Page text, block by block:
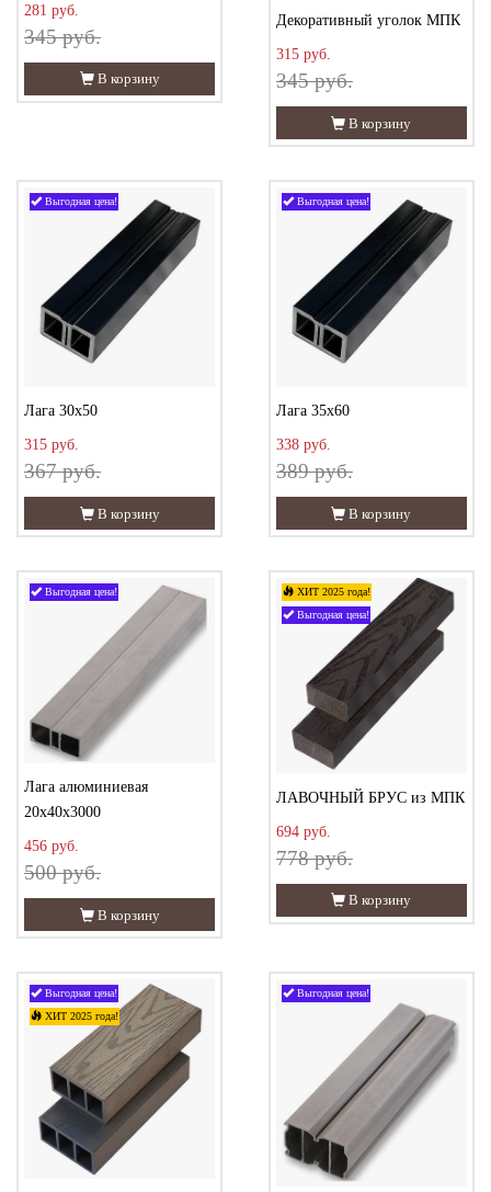
В корзину
345 руб.
281 руб.
В корзину
Декоративный уголок МПК
345 руб.
315 руб.
Выгодная цена!
В корзину
Лага 30х50
367 руб.
315 руб.
Выгодная цена!
В корзину
Лага 35х60
389 руб.
338 руб.
Выгодная цена!
В корзину
Лага алюминиевая
20х40х3000
500 руб.
456 руб.
ХИТ 2025 года!
Выгодная цена!
В корзину
ЛАВОЧНЫЙ БРУС из МПК
778 руб.
694 руб.
Выгодная цена!
ХИТ 2025 года!
Выгодная цена!